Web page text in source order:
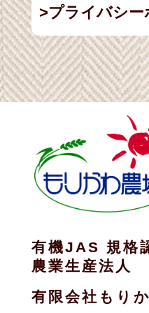
プライバシー
有機JAS 規格
農業生産法人
有限会社もり